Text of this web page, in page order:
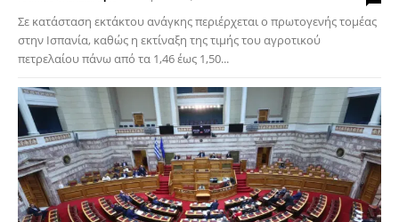
Σε κατάσταση εκτάκτου ανάγκης περιέρχεται ο πρωτογενής τομέας
στην Ισπανία, καθώς η εκτίναξη της τιμής του αγροτικού
πετρελαίου πάνω από τα 1,46 έως 1,50...